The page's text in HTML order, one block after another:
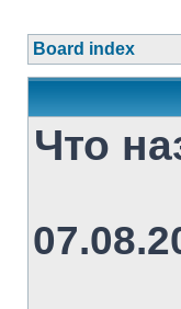
Board index
Что